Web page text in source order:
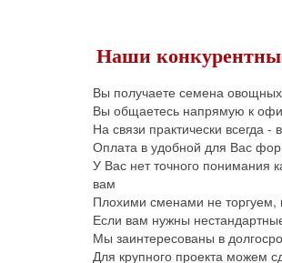
Наши
Вы получаете семена овощных
Вы общаетесь напрямую к
На связи практически всегда
Оплата в удобной для Вас
У Вас нет точного понимания
вам
Плохими сменами не торгуем,
Если вам нужны
Мы заинтересованы в
Для крупного проекта можем